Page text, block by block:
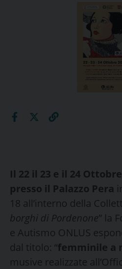
Il 22 il 23 e il 24
presso il Palazzo Pera
18 all’interno della
borghi di Pordenone” la
e Autismo ONLUS
dal titolo: “femminile a
musive realizzate